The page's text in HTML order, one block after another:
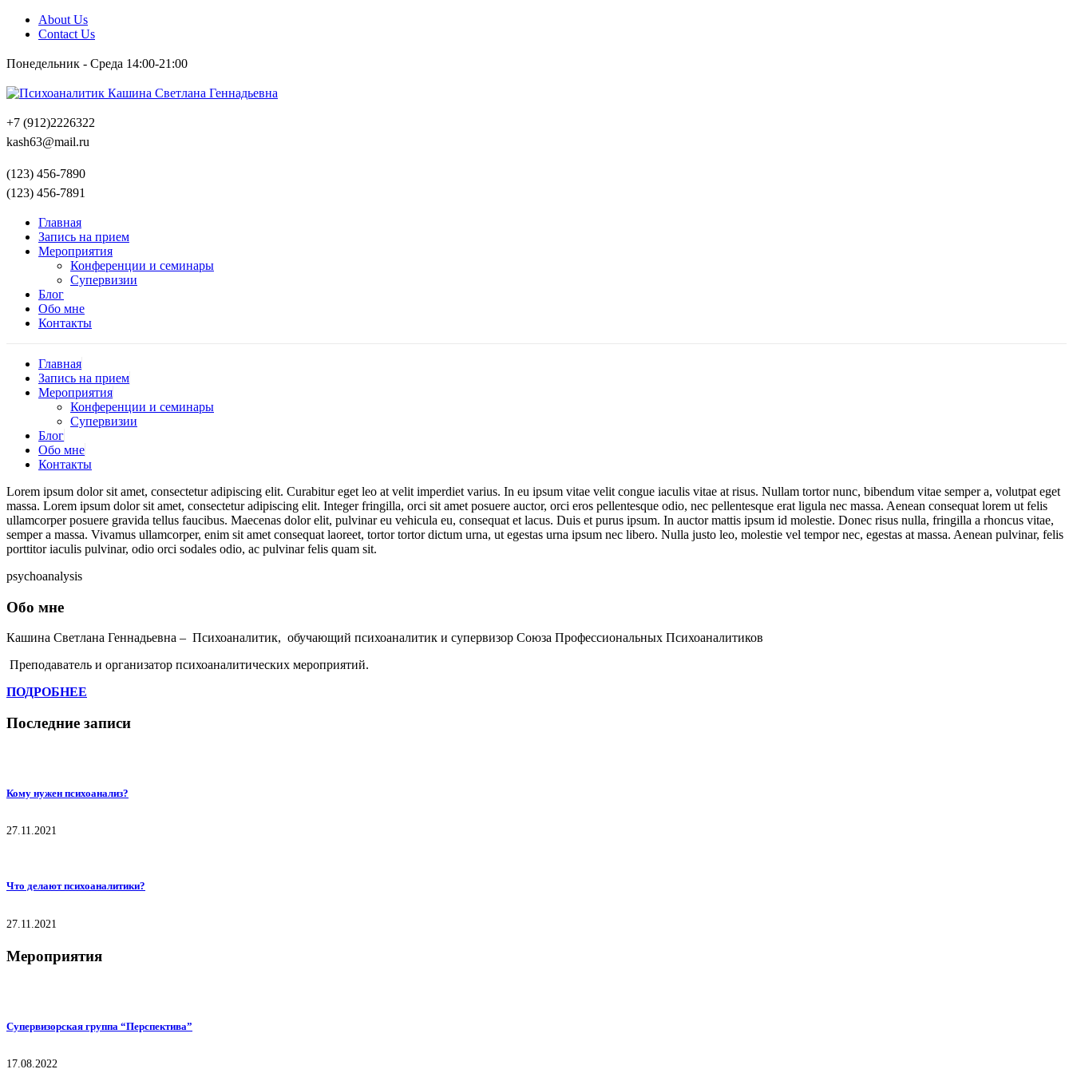
About Us
Contact Us
Понедельник - Среда 14:00-21:00
+7 (912)2226322
kash63@mail.ru
(123) 456-7890
(123) 456-7891
Главная
Запись на прием
Мероприятия
Конференции и семинары
Супервизии
Блог
Обо мне
Контакты
Главная
Запись на прием
Мероприятия
Конференции и семинары
Супервизии
Блог
Обо мне
Контакты
Lorem ipsum dolor sit amet, consectetur adipiscing elit. Curabitur eget leo at velit imperdiet varius. In eu ipsum vitae velit congue iaculis vitae at risus. Nullam tortor nunc, bibendum vitae semper a, volutpat eget
massa. Lorem ipsum dolor sit amet, consectetur adipiscing elit. Integer fringilla, orci sit amet posuere auctor, orci eros pellentesque odio, nec pellentesque erat ligula nec massa. Aenean consequat lorem ut felis
ullamcorper posuere gravida tellus faucibus. Maecenas dolor elit, pulvinar eu vehicula eu, consequat et lacus. Duis et purus ipsum. In auctor mattis ipsum id molestie. Donec risus nulla, fringilla a rhoncus vitae,
semper a massa. Vivamus ullamcorper, enim sit amet consequat laoreet, tortor tortor dictum urna, ut egestas urna ipsum nec libero. Nulla justo leo, molestie vel tempor nec, egestas at massa. Aenean pulvinar, felis
porttitor iaculis pulvinar, odio orci sodales odio, ac pulvinar felis quam sit.
psychoanalysis
Обо мне
Кашина Светлана Геннадьевна – Психоаналитик, обучающий психоаналитик и супервизор Союза Профессиональных Психоаналитиков
Преподаватель и организатор психоаналитических мероприятий.
ПОДРОБНЕЕ
Последние записи
Кому нужен психоанализ?
27.11.2021
Что делают психоаналитики?
27.11.2021
Мероприятия
Супервизорская группа “Перспектива”
17.08.2022